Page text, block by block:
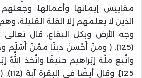
مقاييس إيمانها وأعمالها،
الذين لا يعلمهم إلا القلة القليلة،
وجه الأرض وبكل البقاع، قال
(125): ﴿ وَمَنْ أَحْسَنُ دِينًا مِمَّنْ
وَاتَّبَعَ مِلَّةَ إِبْرَاهِيمَ حَنِيفًا وَاتَّخَذَ اللَّهُ
125]،